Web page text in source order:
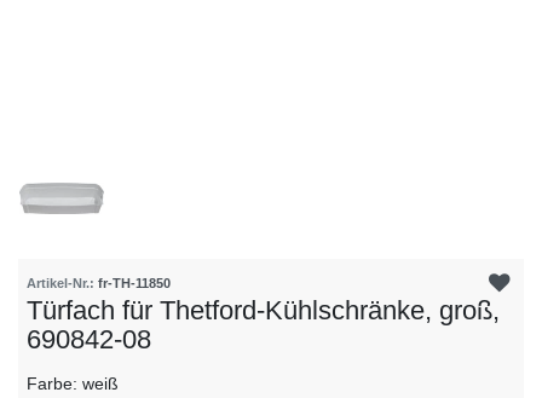
Artikel-Nr.: fr-TH-11850
Türfach für Thetford-Kühlschränke, groß,
690842-08
Farbe: weiß